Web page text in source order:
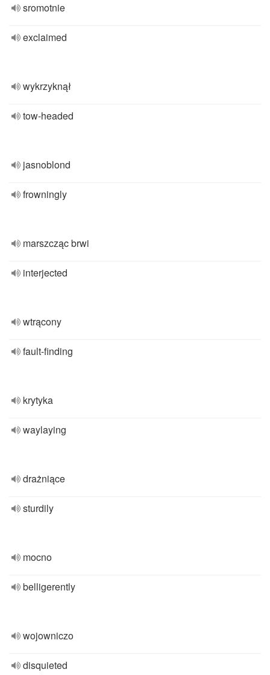
sromotnie
exclaimed
wykrzyknął
tow-headed
jasnoblond
frowningly
marszcząc brwi
interjected
wtrącony
fault-finding
krytyka
waylaying
drażniące
sturdily
mocno
belligerently
wojowniczo
disquieted